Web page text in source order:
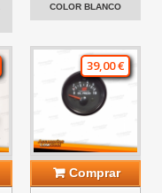
COLOR BLANCO
39,00 €
Comprar